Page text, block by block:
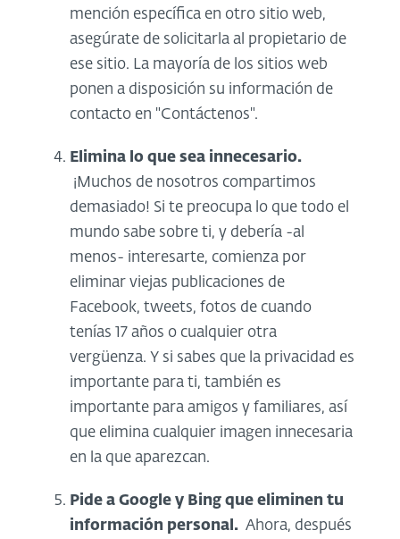
mención específica en otro sitio web,
asegúrate de solicitarla al propietario de
ese sitio. La mayoría de los sitios web
ponen a disposición su información de
contacto en "Contáctenos".
Elimina lo que sea innecesario.
¡Muchos de nosotros compartimos
demasiado! Si te preocupa lo que todo el
mundo sabe sobre ti, y debería -al
menos- interesarte, comienza por
eliminar viejas publicaciones de
Facebook, tweets, fotos de cuando
tenías 17 años o cualquier otra
vergüenza. Y si sabes que la privacidad es
importante para ti, también es
importante para amigos y familiares, así
que elimina cualquier imagen innecesaria
en la que aparezcan.
Pide a Google y Bing que eliminen tu
información personal. Ahora, después